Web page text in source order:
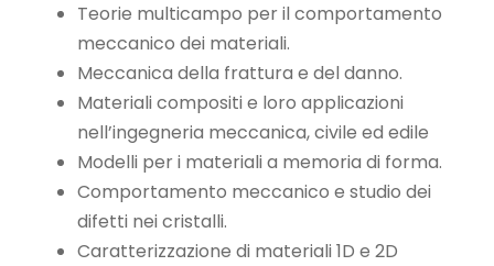
Teorie multicampo per il comportamento
meccanico dei materiali.
Meccanica della frattura e del danno.
Materiali compositi e loro applicazioni
nell’ingegneria meccanica, civile ed edile
Modelli per i materiali a memoria di forma.
Comportamento meccanico e studio dei
difetti nei cristalli.
Caratterizzazione di materiali 1D e 2D